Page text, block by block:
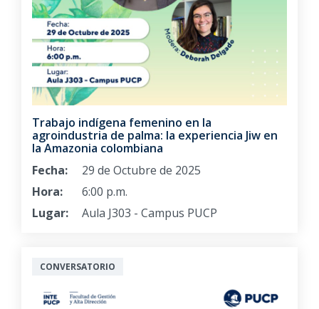
Trabajo indígena femenino en la
agroindustria de palma: la experiencia Jiw en
la Amazonia colombiana
Fecha:
29 de Octubre de 2025
Hora:
6:00 p.m.
Lugar:
Aula J303 - Campus PUCP
CONVERSATORIO